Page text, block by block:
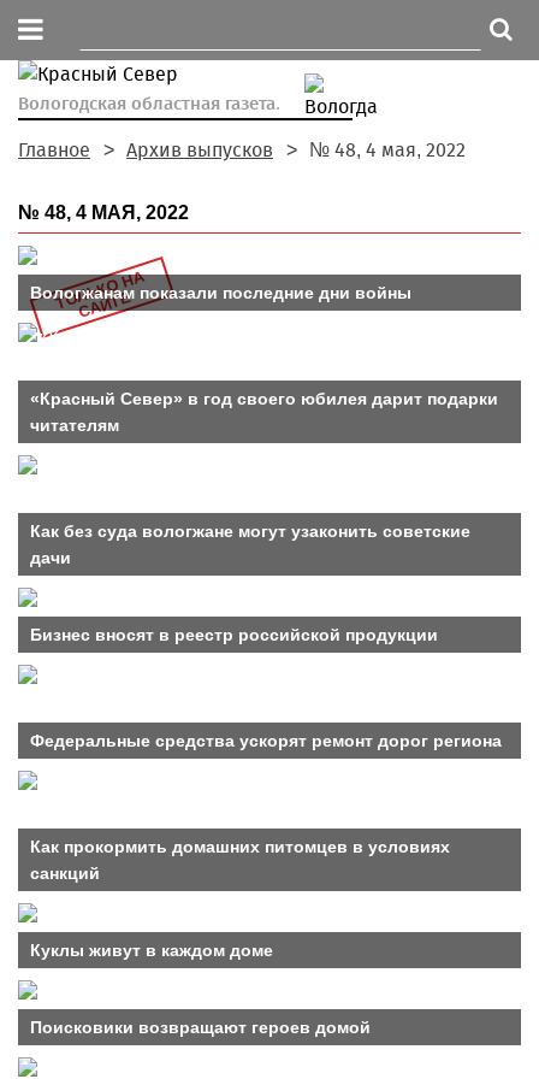
Вологодская областная газета.
Главное Архив выпусков № 48, 4 мая, 2022
№ 48, 4 МАЯ, 2022
Т
О
Л
Ь
К
О
Н
А
С
А
Й
Т
Е
Вологжанам показали последние дни войны
«Красный Север» в год своего юбилея дарит подарки
читателям
Как без суда вологжане могут узаконить советские
дачи
Бизнес вносят в реестр российской продукции
Федеральные средства ускорят ремонт дорог региона
Как прокормить домашних питомцев в условиях
санкций
Куклы живут в каждом доме
Поисковики возвращают героев домой